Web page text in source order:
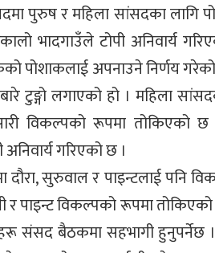
पुरुष र महिला सांसदका लागि
भादगाउँले टोपी अनिवार्य
पोशाकलाई अपनाउने निर्णय
टुङ्गो लगाएको हो । महिला
विकल्पको रूपमा
गरिएको छ ।
सुरुवाल र पाइन्टलाई पनि
पाइन्ट विकल्पको रूपमा
संसद बैठकमा सहभागी हुनुपर्नेछ